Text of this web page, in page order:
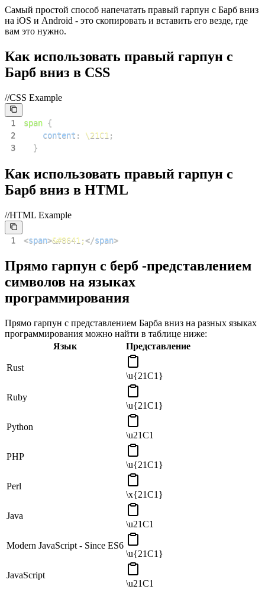
Самый простой способ напечатать правый гарпун с Барб вниз
на iOS и Android - это скопировать и вставить его везде, где
вам это нужно.
Как использовать правый гарпун с
Барб вниз в CSS
//CSS Example
1 span {
2
content : \21C1 ;
3
}
Как использовать правый гарпун с
Барб вниз в HTML
//HTML Example
1 <span>&#8641;</span>
Прямо гарпун с берб -представлением
символов на языках
программирования
Прямо гарпун с представлением Барба вниз на разных языках
программирования можно найти в таблице ниже:
Язык
Представление
Rust
\u{21C1}
Ruby
\u{21C1}
Python
\u21C1
PHP
\u{21C1}
Perl
\x{21C1}
Java
\u21C1
Modern JavaScript - Since ES6
\u{21C1}
JavaScript
\u21C1